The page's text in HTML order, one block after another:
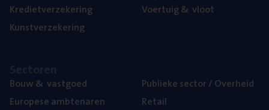
Kre­diet­ver­ze­ke­ring
Kunst­ver­ze­ke­ring
Voer­tuig& vloot
Bouw& vastgoed
Euro­pe­se ambtenaren
Publie­ke sec­tor / Overheid
Retail